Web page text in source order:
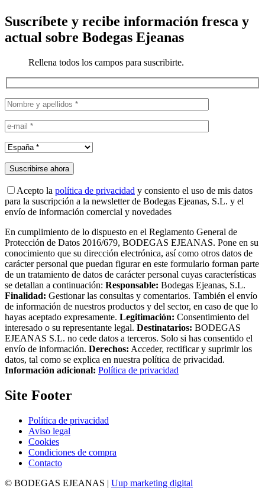
Suscríbete y recibe información fresca y
actual sobre Bodegas Ejeanas
Rellena todos los campos para suscribirte.
Acepto la política de privacidad y consiento el uso de mis datos
para la suscripción a la newsletter de Bodegas Ejeanas, S.L. y el
envío de información comercial y novedades
En cumplimiento de lo dispuesto en el Reglamento General de
Protección de Datos 2016/679, BODEGAS EJEANAS. Pone en su
conocimiento que su dirección electrónica, así como otros datos de
carácter personal que puedan figurar en este formulario forman parte
de un tratamiento de datos de carácter personal cuyas características
se detallan a continuación: Responsable: Bodegas Ejeanas, S.L.
Finalidad: Gestionar las consultas y comentarios. También el envío
de información de nuestros productos y del sector, en caso de que lo
hayas aceptado expresamente. Legitimación: Consentimiento del
interesado o su representante legal. Destinatarios: BODEGAS
EJEANAS S.L. no cede datos a terceros. Solo si has consentido el
envío de información. Derechos: Acceder, rectificar y suprimir los
datos, tal como se explica en nuestra política de privacidad.
Información adicional: Política de privacidad
Site Footer
Política de privacidad
Aviso legal
Cookies
Condiciones de compra
Contacto
© BODEGAS EJEANAS | Uup marketing digital